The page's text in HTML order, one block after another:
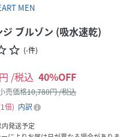
MEN
ブルゾン (吸水速乾)
star_border (-件)
円 /税込 40%OFF
売価格10,780円 /税込
1倍
内訳
発送予定